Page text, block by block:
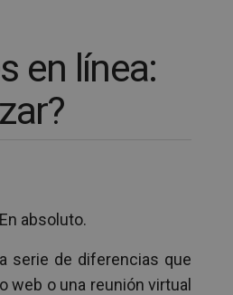
en línea:
absoluto.
serie de diferencias que
web o una reunión virtual